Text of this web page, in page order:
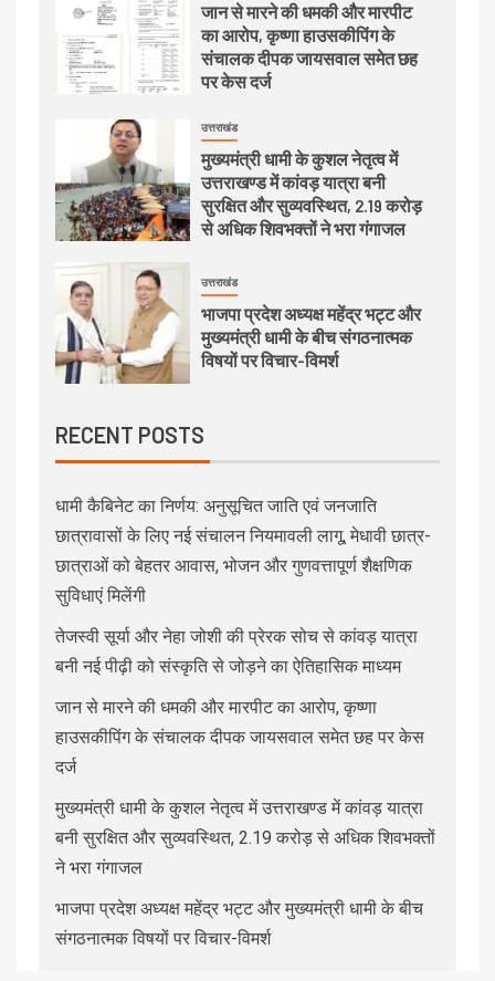
जान से मारने की धमकी और मारपीट
का आरोप, कृष्णा हाउसकीपिंग के
संचालक दीपक जायसवाल समेत छह
पर केस दर्ज
उत्तराखंड
मुख्यमंत्री धामी के कुशल नेतृत्व में
उत्तराखण्ड में कांवड़ यात्रा बनी
सुरक्षित और सुव्यवस्थित, 2.19 करोड़
से अधिक शिवभक्तों ने भरा गंगाजल
उत्तराखंड
भाजपा प्रदेश अध्यक्ष महेंद्र भट्ट और
मुख्यमंत्री धामी के बीच संगठनात्मक
विषयों पर विचार-विमर्श
RECENT POSTS
धामी कैबिनेट का निर्णय: अनुसूचित जाति एवं जनजाति
छात्रावासों के लिए नई संचालन नियमावली लागू, मेधावी छात्र-
छात्राओं को बेहतर आवास, भोजन और गुणवत्तापूर्ण शैक्षणिक
सुविधाएं मिलेंगी
तेजस्वी सूर्या और नेहा जोशी की प्रेरक सोच से कांवड़ यात्रा
बनी नई पीढ़ी को संस्कृति से जोड़ने का ऐतिहासिक माध्यम
जान से मारने की धमकी और मारपीट का आरोप, कृष्णा
हाउसकीपिंग के संचालक दीपक जायसवाल समेत छह पर केस
दर्ज
मुख्यमंत्री धामी के कुशल नेतृत्व में उत्तराखण्ड में कांवड़ यात्रा
बनी सुरक्षित और सुव्यवस्थित, 2.19 करोड़ से अधिक शिवभक्तों
ने भरा गंगाजल
भाजपा प्रदेश अध्यक्ष महेंद्र भट्ट और मुख्यमंत्री धामी के बीच
संगठनात्मक विषयों पर विचार-विमर्श